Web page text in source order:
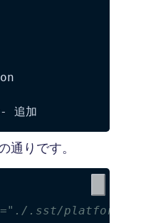
通りです。
.sst/platform/